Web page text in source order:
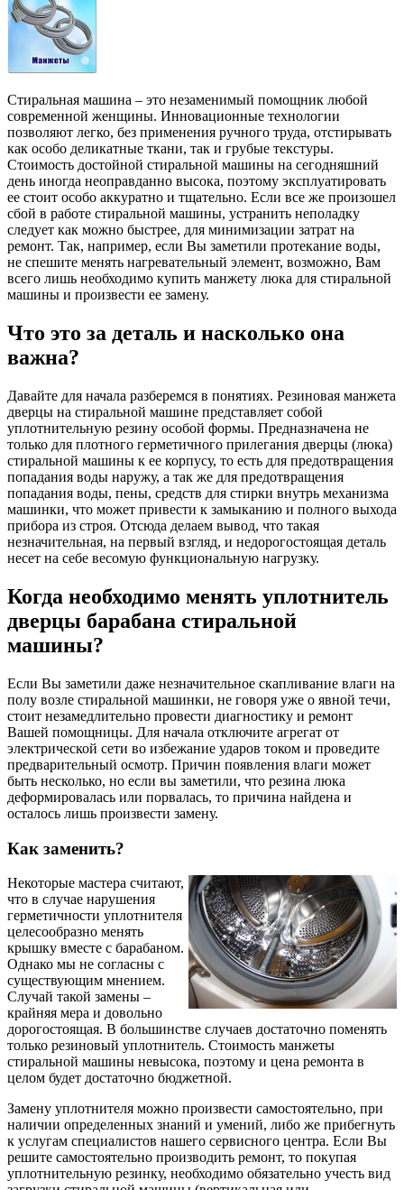
Стиральная машина – это незаменимый помощник любой
современной женщины. Инновационные технологии
позволяют легко, без применения ручного труда, отстирывать
как особо деликатные ткани, так и грубые текстуры.
Стоимость достойной стиральной машины на сегодняшний
день иногда неоправданно высока, поэтому эксплуатировать
ее стоит особо аккуратно и тщательно. Если все же произошел
сбой в работе стиральной машины, устранить неполадку
следует как можно быстрее, для минимизации затрат на
ремонт. Так, например, если Вы заметили протекание воды,
не спешите менять нагревательный элемент, возможно, Вам
всего лишь необходимо купить манжету люка для стиральной
машины и произвести ее замену.
Что это за деталь и насколько она
важна?
Давайте для начала разберемся в понятиях. Резиновая манжета
дверцы на стиральной машине представляет собой
уплотнительную резину особой формы. Предназначена не
только для плотного герметичного прилегания дверцы (люка)
стиральной машины к ее корпусу, то есть для предотвращения
попадания воды наружу, а так же для предотвращения
попадания воды, пены, средств для стирки внутрь механизма
машинки, что может привести к замыканию и полного выхода
прибора из строя. Отсюда делаем вывод, что такая
незначительная, на первый взгляд, и недорогостоящая деталь
несет на себе весомую функциональную нагрузку.
Когда необходимо менять уплотнитель
дверцы барабана стиральной
машины?
Если Вы заметили даже незначительное скапливание влаги на
полу возле стиральной машинки, не говоря уже о явной течи,
стоит незамедлительно провести диагностику и ремонт
Вашей помощницы. Для начала отключите агрегат от
электрической сети во избежание ударов током и проведите
предварительный осмотр. Причин появления влаги может
быть несколько, но если вы заметили, что резина люка
деформировалась или порвалась, то причина найдена и
осталось лишь произвести замену.
Как заменить?
Некоторые мастера считают,
что в случае нарушения
герметичности уплотнителя
целесообразно менять
крышку вместе с барабаном.
Однако мы не согласны с
существующим мнением.
Случай такой замены –
крайняя мера и довольно
дорогостоящая. В большинстве случаев достаточно поменять
только резиновый уплотнитель. Стоимость манжеты
стиральной машины невысока, поэтому и цена ремонта в
целом будет достаточно бюджетной.
Замену уплотнителя можно произвести самостоятельно, при
наличии определенных знаний и умений, либо же прибегнуть
к услугам специалистов нашего сервисного центра. Если Вы
решите самостоятельно производить ремонт, то покупая
уплотнительную резинку, необходимо обязательно учесть вид